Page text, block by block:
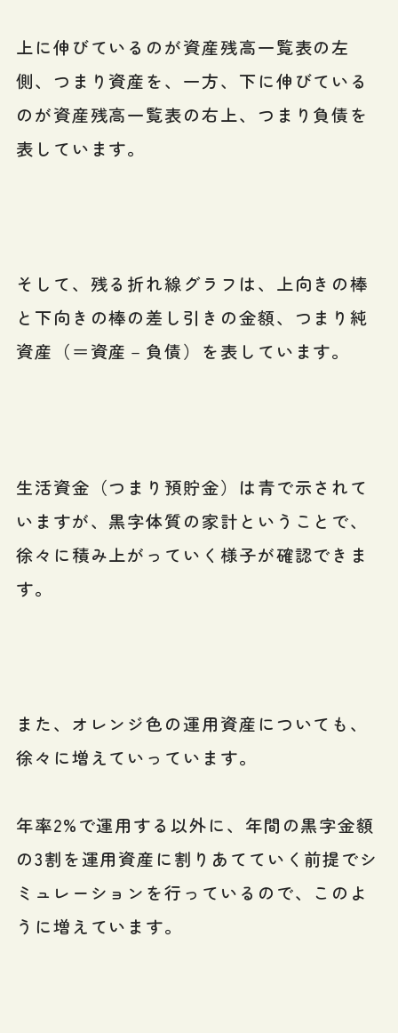
上に伸びているのが資産残高一覧表の左
側、つまり資産を、一方、下に伸びている
のが資産残高一覧表の右上、つまり負債を
表しています。
そして、残る折れ線グラフは、上向きの棒
と下向きの棒の差し引きの金額、つまり純
資産（＝資産－負債）を表しています。
生活資金（つまり預貯金）は青で示されて
いますが、黒字体質の家計ということで、
徐々に積み上がっていく様子が確認できま
す。
また、オレンジ色の運用資産についても、
徐々に増えていっています。
年率2%で運用する以外に、年間の黒字金額
の3割を運用資産に割りあてていく前提でシ
ミュレーションを行っているので、このよ
うに増えています。